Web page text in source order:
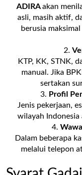
ADIRAakan
asli, masih aktif,
berusia
KTP, KK, STNK,
manual. Jika
sertakan
Profil
Jenis pekerjaan,
wilayah Indonesia
Dalam beberapa
melalui telepon